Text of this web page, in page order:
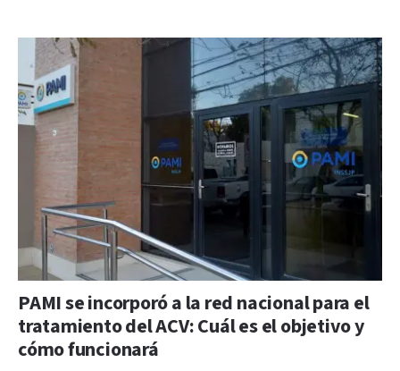
PAMI se incorporó a la red nacional para el
tratamiento del ACV: Cuál es el objetivo y
cómo funcionará